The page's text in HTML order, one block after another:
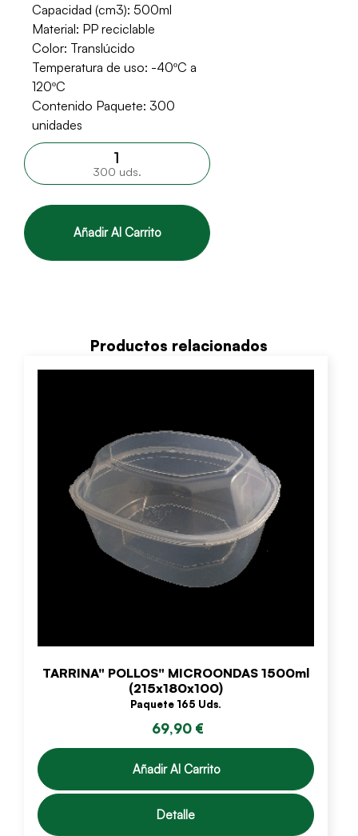
Capacidad (cm3): 500ml
Material: PP reciclable
Color: Translúcido
Temperatura de uso: -40ºC a
120ºC
Contenido Paquete: 300
unidades
300 uds.
Añadir Al Carrito
Productos relacionados
TARRINA" POLLOS" MICROONDAS 1500ml
(215x180x100)
Paquete 165 Uds.
69,90 €
Añadir Al Carrito
Detalle